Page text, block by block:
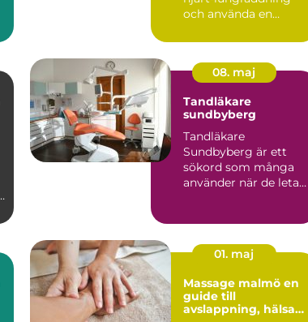
och använda en
skillnaden...
08. maj
Tandläkare
sundbyberg
Tandläkare
Sundbyberg är ett
sökord som många
använder när de letar
01. maj
Massage malmö en
guide till
avslappning, hälsa